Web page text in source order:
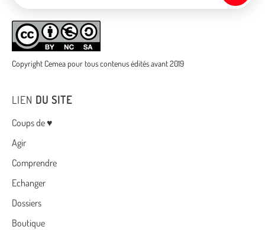
Copyright Cemea pour tous contenus édités avant 2019
LIEN DU SITE
Menu
Coups de ♥
Agir
Comprendre
Echanger
Dossiers
Boutique